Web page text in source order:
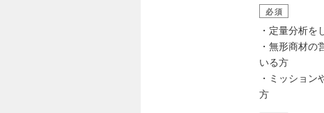
必須
・定量分析を
・無形商材
いる方
・ミッショ
方